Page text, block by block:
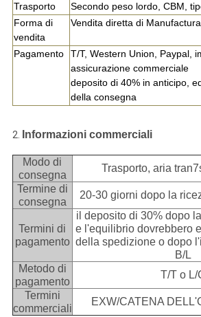
Trasporto
Secondo peso lordo, CBM,
Forma di
vendita
Vendita diretta di
Pagamento
T/T, Western Union, Paypal,
assicurazione commerciale
deposito di 40% in anticipo,
della consegna
2. Informazioni commerciali
Modo di
consegna
Trasporto, aria
Termine di
consegna
20-30 giorni dopo la
Termini di
pagamento
il deposito di 30% dopo
e l'equilibrio dovrebbero
della spedizione o dopo
B/L
Metodo di
pagamento
T/T o L/
Termini
commerciali
EXW/CATENA